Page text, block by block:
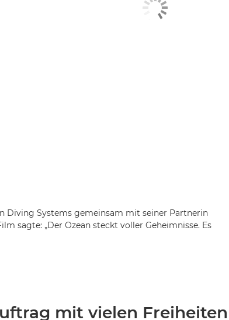
Diving Systems gemeinsam mit seiner Partnerin
sagte: „Der Ozean steckt voller Geheimnisse. Es
mit vielen